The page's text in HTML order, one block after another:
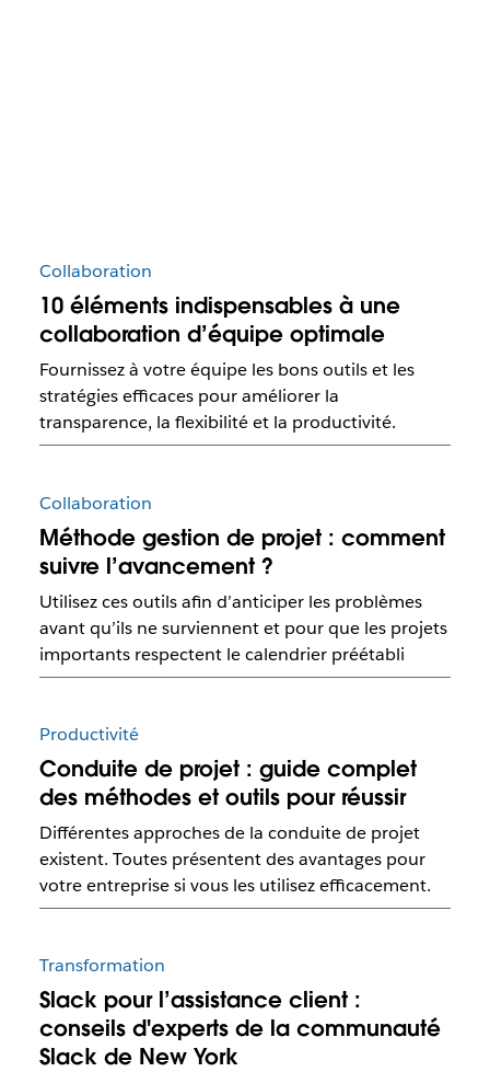
Collaboration
10 éléments indispensables à une
collaboration d’équipe optimale
Fournissez à votre équipe les bons outils et les
stratégies efficaces pour améliorer la
transparence, la flexibilité et la productivité.
Collaboration
Méthode gestion de projet : comment
suivre l’avancement ?
Utilisez ces outils afin d’anticiper les problèmes
avant qu’ils ne surviennent et pour que les projets
importants respectent le calendrier préétabli
Productivité
Conduite de projet : guide complet
des méthodes et outils pour réussir
Différentes approches de la conduite de projet
existent. Toutes présentent des avantages pour
votre entreprise si vous les utilisez efficacement.
Transformation
Slack pour l’assistance client :
conseils d'experts de la communauté
Slack de New York